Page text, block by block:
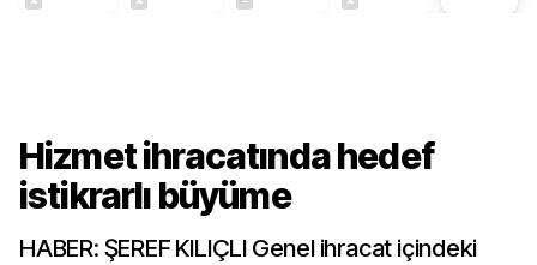
Hizmet ihracatında hedef
istikrarlı büyüme
HABER: ŞEREF KILIÇLI Genel ihracat içindeki